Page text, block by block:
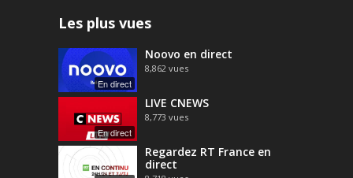
Les plus vues
En direct
Noovo en direct
8,862 vues
En direct
LIVE CNEWS
8,773 vues
Regardez RT France en
direct